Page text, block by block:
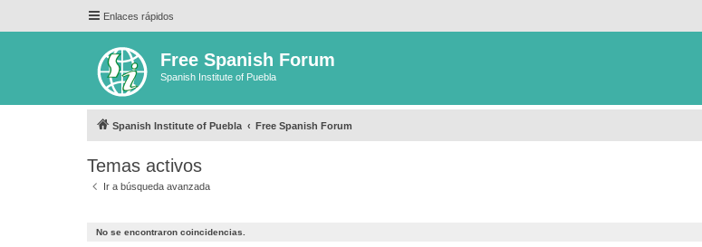
Enlaces rápidos
Free Spanish Forum
Spanish Institute of Puebla
Spanish Institute of Puebla Free Spanish Forum
Temas activos
Ir a búsqueda avanzada
No se encontraron coincidencias.